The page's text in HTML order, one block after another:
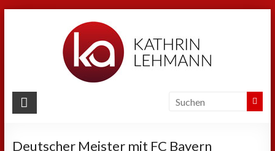
Kathrin
Sport
Deutscher Meister mit FC Bayern